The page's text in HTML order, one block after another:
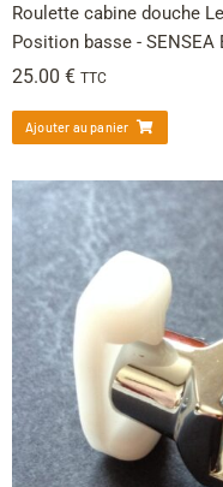
Roulette cabine douche
Position basse - SENSEA
25.00 € TTC
Ajouter au panier